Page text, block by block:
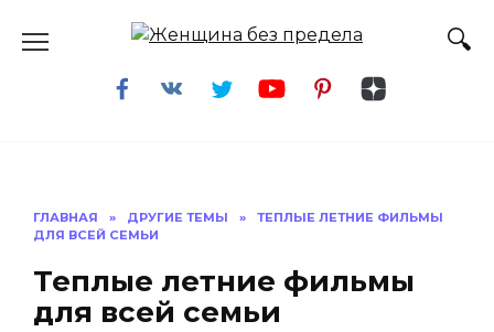
ГЛАВНАЯ » ДРУГИЕ ТЕМЫ »
ТЕПЛЫЕ ЛЕТНИЕ ФИЛЬМЫ
ДЛЯ ВСЕЙ СЕМЬИ
Теплые летние фильмы
для всей семьи